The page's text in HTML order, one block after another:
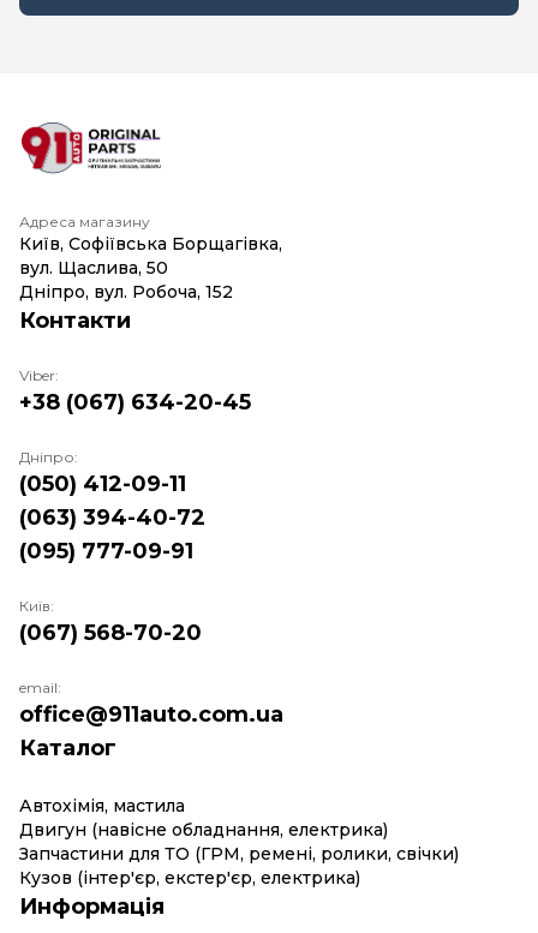
Адреса магазину
Київ, Софіївська Борщагівка,
вул. Щаслива, 50
Дніпро, вул. Робоча, 152
Каталог
Автохімія, мастила
Двигун (навісне обладнання, електрика)
Запчастини для ТО (ГРМ, ремені, ролики, свічки)
Кузов (інтер'єр, екстер'єр, електрика)
Информація
Контакти
Viber:
+38 (067) 634-20-45
Дніпро:
(050) 412-09-11
(063) 394-40-72
(095) 777-09-91
Київ:
(067) 568-70-20
email:
office@911auto.com.ua